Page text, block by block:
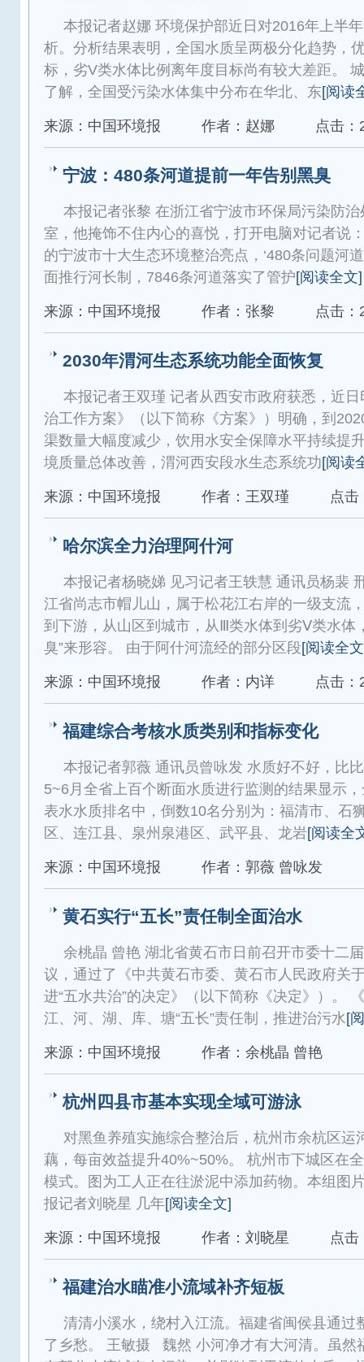
本报记者赵娜 环境保护部近日对2016年上半
析。分析结果表明，全国水质呈两极分化趋势，
标，劣V类水体比例离年度目标尚有较大差距。
了解，全国受污染水体集中分布在华北、东[阅读
来源：中国环境报 作者：赵娜 点击：
宁波：480条河道提前一年告别黑臭
本报记者张黎 在浙江省宁波市环保局污染防
室，他掩饰不住内心的喜悦，打开电脑对记者说
的宁波市十大生态环境整治亮点，‘480条问题河
面推行河长制，7846条河道落实了管护[阅读全文]
来源：中国环境报 作者：张黎 点击：
2030年渭河生态系统功能全面恢复
本报记者王双瑾 记者从西安市政府获悉，近
治工作方案》（以下简称《方案》）明确，到
渠数量大幅度减少，饮用水安全保障水平持续提
境质量总体改善，渭河西安段水生态系统功[阅读
来源：中国环境报 作者：王双瑾 点击
哈尔滨全力治理阿什河
本报记者杨晓娣 见习记者王轶慧 通讯员杨裴
江省尚志市帽儿山，属于松花江右岸的一级支流
到下游，从山区到城市，从Ⅲ类水体到劣Ⅴ类水体
臭”来形容。 由于阿什河流经的部分区段[阅读全
来源：中国环境报 作者：内详 点击：
福建综合考核水质类别和指标变化
本报记者郭薇 通讯员曾咏发 水质好不好，比
5~6月全省上百个断面水质进行监测的结果显示
表水水质排名中，倒数10名分别为：福清市、石
区、连江县、泉州泉港区、武平县、龙岩[阅读全
来源：中国环境报 作者：郭薇 曾咏发
黄石实行“五长”责任制全面治水
余桃晶 曾艳 湖北省黄石市日前召开市委十二
议，通过了《中共黄石市委、黄石市人民政府关
进“五水共治”的决定》（以下简称《决定》）。
江、河、湖、库、塘“五长”责任制，推进治污水[
来源：中国环境报 作者：余桃晶 曾艳
杭州四县市基本实现全域可游泳
对黑鱼养殖实施综合整治后，杭州市余杭区运
藕，每亩效益提升40%~50%。 杭州市下城区在
模式。图为工人正在往淤泥中添加药物。本组图
报记者刘晓星 几年[阅读全文]
来源：中国环境报 作者：刘晓星 点击
福建治水瞄准小流域补齐短板
清清小溪水，绕村入江流。福建省闽侯县通过
了乡愁。 王敏摄 魏然 小河净才有大河清。虽然